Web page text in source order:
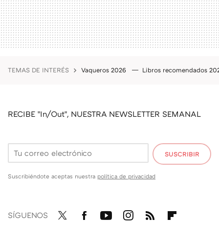
TEMAS DE INTERÉS Vaqueros 2026 Libros recomendados
RECIBE "In/Out", NUESTRA NEWSLETTER SEMANAL
SUSCRIBIR
Suscribiéndote aceptas nuestra política de privacidad
SÍGUENOS